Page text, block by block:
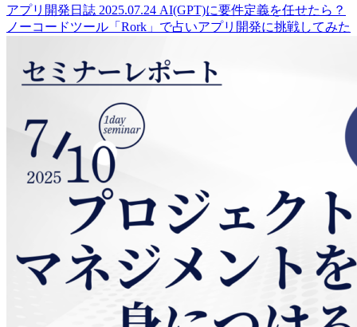
アプリ開発日誌 2025.07.24 AI(GPT)に要件定義を任せたら？
ノーコードツール「Rork」で占いアプリ開発に挑戦してみた